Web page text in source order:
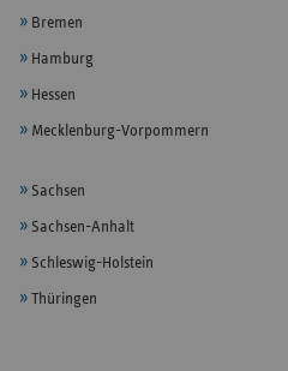
Bremen
Hamburg
Hessen
Mecklenburg-Vorpommern
Sachsen
Sachsen-Anhalt
Schleswig-Holstein
Thüringen